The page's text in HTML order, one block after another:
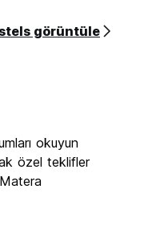
görüntüle
okuyun
özel teklifler